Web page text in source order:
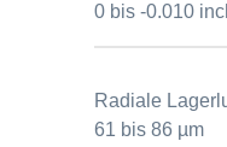
0 bis -0.010
Radiale
61 bis 86 µm